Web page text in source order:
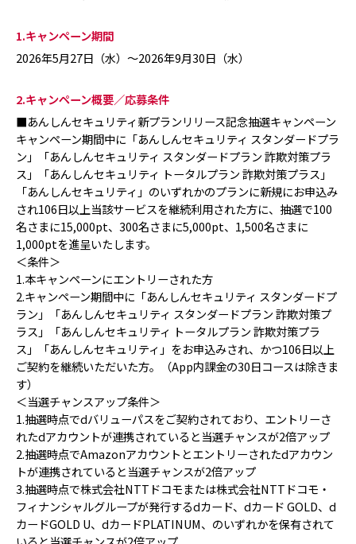
1.キャンペーン期間
2026年5月27日（水）～2026年9月30日（水）
2.キャンペーン概要／応募条件
■あんしんセキュリティ新プランリリース記念抽選キャンペーン
キャンペーン期間中に「あんしんセキュリティ スタンダードプラ
ン」「あんしんセキュリティ スタンダードプラン 詐欺対策プラ
ス」「あんしんセキュリティ トータルプラン 詐欺対策プラス」
「あんしんセキュリティ」のいずれかのプランに新規にお申込み
され106日以上当該サービスを継続利用された方に、抽選で100
名さまに15,000pt、300名さまに5,000pt、1,500名さまに
1,000ptを進呈いたします。
＜条件＞
1.本キャンペーンにエントリーされた方
2.キャンペーン期間中に「あんしんセキュリティ スタンダードプ
ラン」「あんしんセキュリティ スタンダードプラン 詐欺対策プ
ラス」「あんしんセキュリティ トータルプラン 詐欺対策プラ
ス」「あんしんセキュリティ」をお申込みされ、かつ106日以上
ご契約を継続いただいた方。（App内課金の30日コースは除きま
す）
＜当選チャンスアップ条件＞
1.抽選時点でdバリューパスをご契約されており、エントリーさ
れたdアカウントが連携されていると当選チャンスが2倍アップ
2.抽選時点でAmazonアカウントとエントリーされたdアカウン
トが連携されていると当選チャンスが2倍アップ
3.抽選時点で株式会社NTTドコモまたは株式会社NTTドコモ・
フィナンシャルグループが発行するdカード、dカード GOLD、d
カードGOLD U、dカードPLATINUM、のいずれかを保有されて